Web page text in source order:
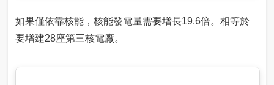
如果僅依靠核能，核能發電量需要增長19.6倍。相等於
要增建28座第三核電廠。